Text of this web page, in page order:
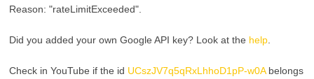
Reason: "rateLimitExceeded".
Did you added your own Google API key? Look at the help
Check in YouTube if the id UCszJV7q5qRxLhhoD1pP-w0Abelongs